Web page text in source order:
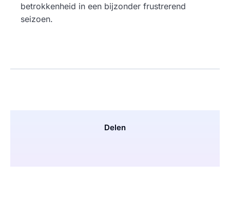
betrokkenheid in een bijzonder frustrerend
seizoen.
Delen